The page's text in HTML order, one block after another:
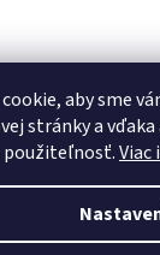
aby sme
stránky a
použiteľnosť.